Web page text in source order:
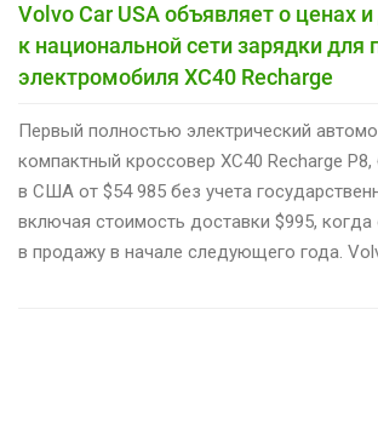
Volvo Car USA объявляет о ценах и
к национальной сети зарядки для
электромобиля XC40 Recharge
Первый полностью электрический
компактный кроссовер XC40 Recharge P8,
в США от $54 985 без учета
включая стоимость доставки $995, когда
в продажу в начале следующего года.